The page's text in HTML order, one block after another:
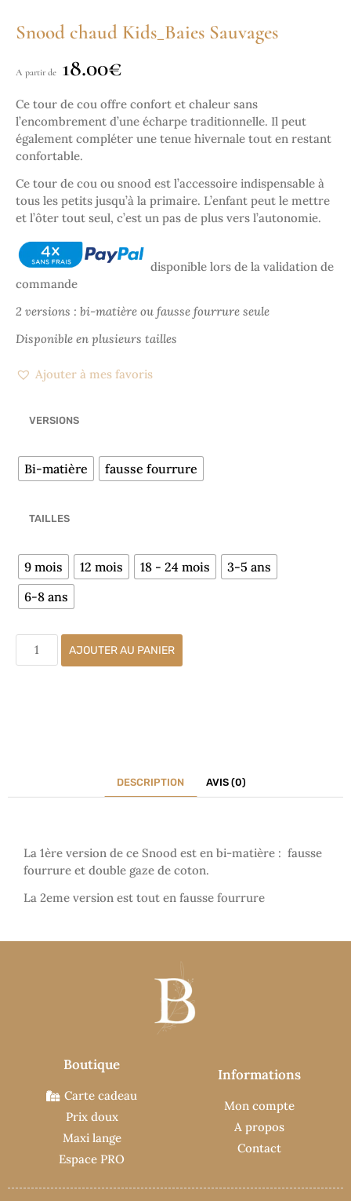
Snood chaud Kids_Baies Sauvages
A partir de 18.00€
Ce tour de cou offre confort et chaleur sans
l’encombrement d’une écharpe traditionnelle. Il peut
également compléter une tenue hivernale tout en restant
confortable.
Ce tour de cou ou snood est l’accessoire indispensable à
tous les petits jusqu’à la primaire. L’enfant peut le mettre
et l’ôter tout seul, c’est un pas de plus vers l’autonomie.
disponible lors de la validation de
commande
2 versions : bi-matière ou fausse fourrure seule
Disponible en plusieurs tailles
Ajouter à mes favoris
VERSIONS
Bi-matière fausse fourrure
TAILLES
9 mois 12 mois 18 - 24 mois
3-5 ans
6-8 ans
AJOUTER AU PANIER
DESCRIPTION AVIS (0)
La 1ère version de ce Snood est en bi-matière : fausse
fourrure et double gaze de coton.
La 2eme version est tout en fausse fourrure
Boutique
Carte cadeau
Prix doux
Maxi lange
Espace PRO
Informations
Mon compte
A propos
Contact